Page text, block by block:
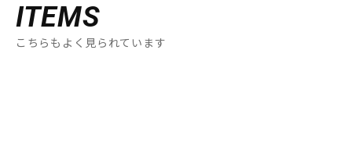
ITEMS
こちらもよく見られています